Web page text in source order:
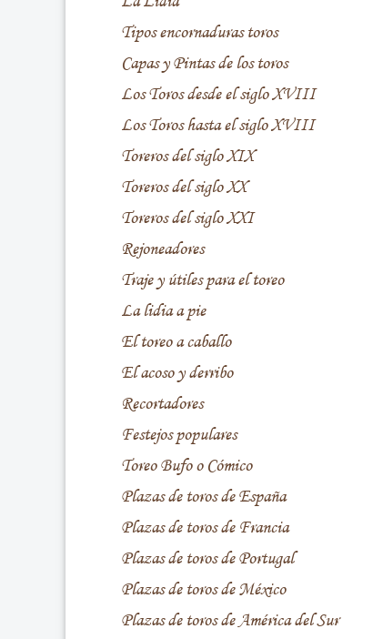
Tipos encornaduras toros
Capas y Pintas de los toros
Los Toros desde el siglo XVIII
Los Toros hasta el siglo XVIII
Toreros del siglo XIX
Toreros del siglo XX
Toreros del siglo XXI
Rejoneadores
Traje y útiles para el toreo
La lidia a pie
El toreo a caballo
El acoso y derribo
Recortadores
Festejos populares
Toreo Bufo o Cómico
Plazas de toros de España
Plazas de toros de Francia
Plazas de toros de Portugal
Plazas de toros de México
Plazas de toros de América del Sur